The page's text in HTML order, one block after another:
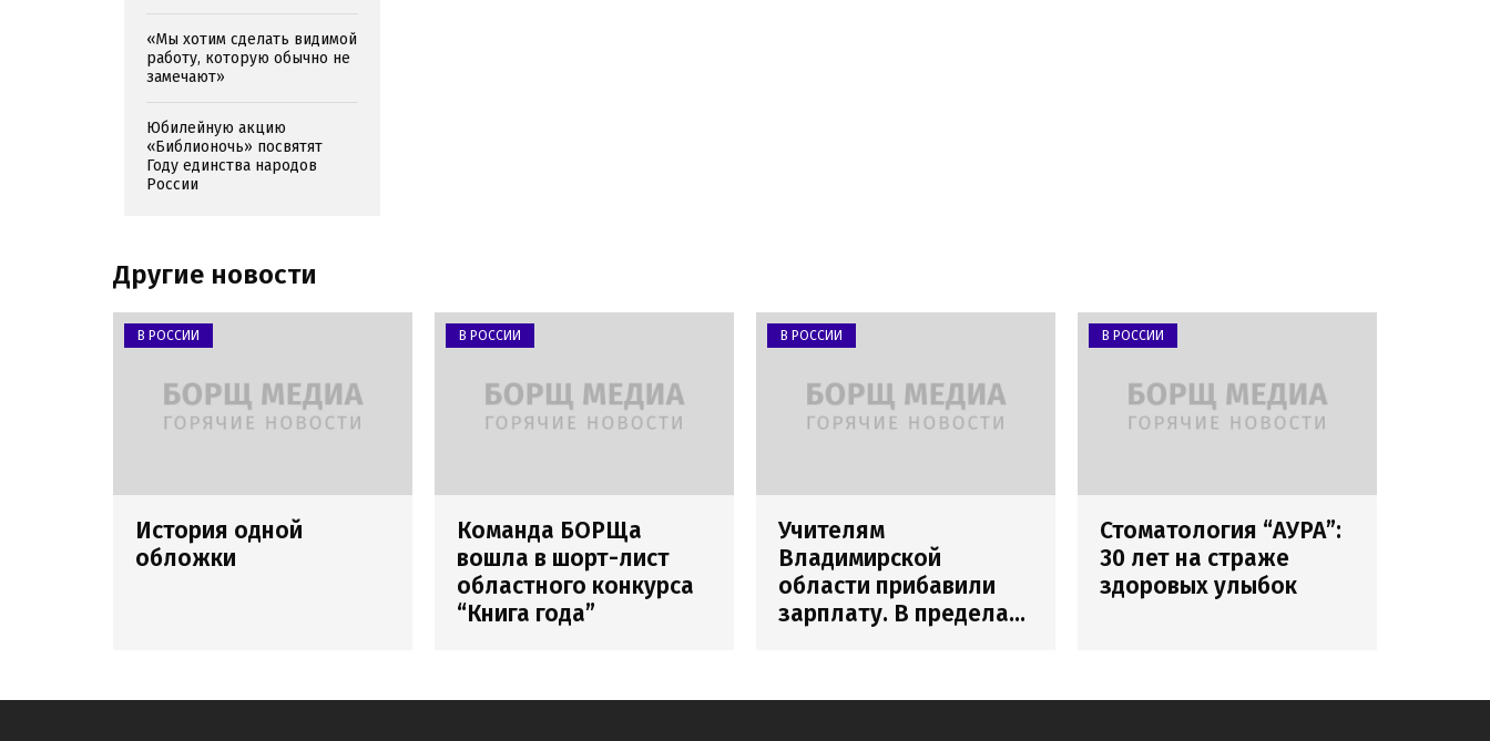
«Мы хотим сделать видимой
работу, которую обычно не
замечают»
Юбилейную акцию
«Библионочь» посвятят
Году единства народов
России
Другие новости
В РОССИИ
История одной
обложки
В РОССИИ
Команда БОРЩа
вошла в шорт-лист
областного конкурса
“Книга года”
В РОССИИ
Учителям
Владимирской
области прибавили
зарплату. В пределах
В РОССИИ
Стоматология “АУРА”:
30 лет на страже
здоровых улыбок